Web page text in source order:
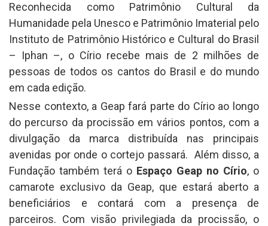
Reconhecida como Patrimônio Cultural da
Humanidade pela Unesco e Patrimônio Imaterial pelo
Instituto de Patrimônio Histórico e Cultural do Brasil
– Iphan –, o Círio recebe mais de 2 milhões de
pessoas de todos os cantos do Brasil e do mundo
em cada edição.
Nesse contexto, a Geap fará parte do Círio ao longo
do percurso da procissão em vários pontos, com a
divulgação da marca distribuída nas principais
avenidas por onde o cortejo passará. Além disso, a
Fundação também terá o Espaço Geap no Círio, o
camarote exclusivo da Geap, que estará aberto a
beneficiários e contará com a presença de
parceiros. Com visão privilegiada da procissão, o